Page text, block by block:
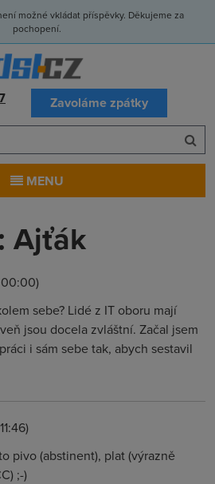
možné vkládat příspěvky. Děkujeme za
pochopení.
Zavoláme zpátky
MENU
Ajťák
sebe? Lidé z IT oboru mají
jsou docela zvláštní. Začal jsem
i sám sebe tak, abych sestavil
pivo (abstinent), plat (výrazně
;-)